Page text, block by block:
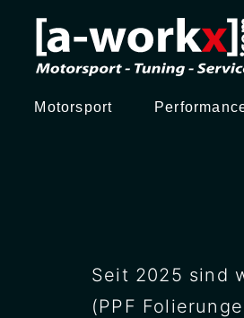
Motorsport
Seit 2025 sind
(PPF